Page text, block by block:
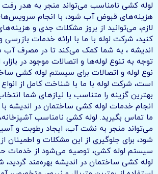
لوله کشی نامناسب می‌تواند منجر به هدر
هزینه‌های قبوض آب شود، با انجام
لازم، می‌توانید از بروز مشکلات جدی و
کنید، شرکت لوله با ما با ارائه خدمات بازرسی
اندیشه ، به شما کمک می‌کند تا در مصرف آب
توجه به تنوع لوله‌ها و اتصالات موجود در
نوع لوله و اتصالات برای سیستم لوله کشی
است، شرکت لوله با ما با شناخت کامل از انواع
بهترین گزینه را متناسب با نیازهای شما
انجام خدمات لوله کشی ساختمان در اندیشه
ما تماس بگیرید. لوله کشی نامناسب
می‌تواند منجر به نشت آب، ایجاد رطوبت و
شود، برای جلوگیری از این مشکلات و اطمینان
سیستم لوله کشی، توصیه می‌شود از خدمات
لوله کشی ساختمان در اندیشه بهره‌مند گردید،